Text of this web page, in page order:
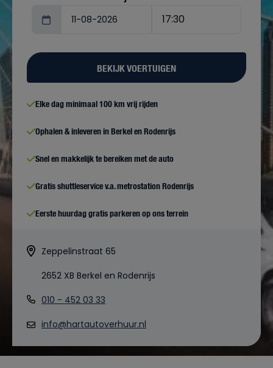
BEKIJK VOERTUIGEN
Elke dag minimaal 100 km vrij rijden
Ophalen & inleveren in Berkel en Rodenrijs
Snel en makkelijk te bereiken met de auto
Gratis shuttleservice v.a. metrostation Rodenrijs
Eerste huurdag gratis parkeren op ons terrein
Zeppelinstraat 65
2652 XB Berkel en Rodenrijs
010 - 452 03 33
info@hartautoverhuur.nl